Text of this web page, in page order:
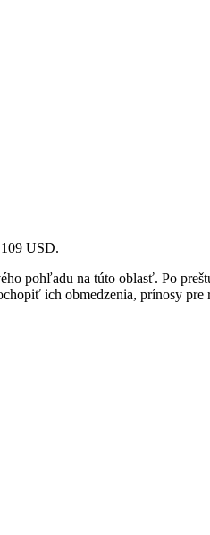
USD.
pohľadu na túto oblasť. Po
ich obmedzenia, prínosy pre